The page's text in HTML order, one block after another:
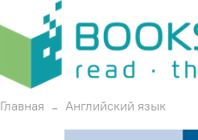
Главная Английский язык